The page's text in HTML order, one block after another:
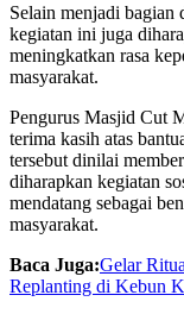
Selain menjadi bagian
kegiatan ini juga
meningkatkan rasa
masyarakat.
Pengurus Masjid Cut
terima kasih atas
tersebut dinilai
diharapkan kegiatan
mendatang sebagai
masyarakat.
Baca Juga:Gelar
Replanting di Kebun